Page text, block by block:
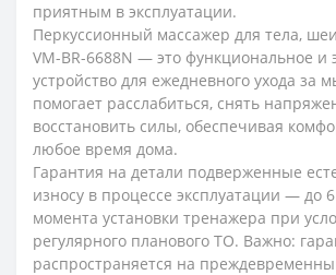
приятным в эксплуатации.
Перкуссионный массажер для тела,
VM-BR-6688N — это функциональное и
устройство для ежедневного ухода
помогает расслабиться, снять
восстановить силы, обеспечивая
любое время дома.
Гарантия на детали подверженные
износу в процессе эксплуатации — до
момента установки тренажера при
регулярного планового ТО. Важно:
распространяется на